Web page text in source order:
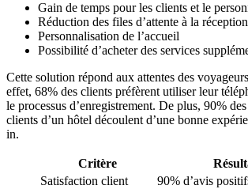
Gain de temps pour les clients et le
Réduction des files d’attente à la réception
Personnalisation de l’accueil
Possibilité d’acheter des services
Cette solution répond aux attentes des
effet, 68% des clients préfèrent utiliser leur
le processus d’enregistrement. De plus, 90%
clients d’un hôtel découlent d’une bonne
in.
Critère
Satisfaction client
90% d’avis